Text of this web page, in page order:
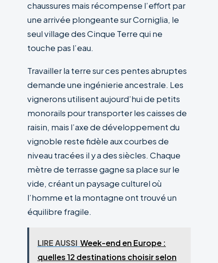
chaussures mais récompense l’effort par
une arrivée plongeante sur Corniglia, le
seul village des Cinque Terre qui ne
touche pas l’eau.
Travailler la terre sur ces pentes abruptes
demande une ingénierie ancestrale. Les
vignerons utilisent aujourd’hui de petits
monorails pour transporter les caisses de
raisin, mais l’axe de développement du
vignoble reste fidèle aux courbes de
niveau tracées il y a des siècles. Chaque
mètre de terrasse gagne sa place sur le
vide, créant un paysage culturel où
l’homme et la montagne ont trouvé un
équilibre fragile.
LIRE AUSSI Week-end en Europe :
quelles 12 destinations choisir selon